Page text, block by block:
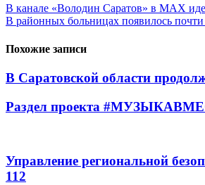
В канале «Володин Саратов» в МАХ
В районных больницах появилось
Похожие записи
В Саратовской области
Раздел проекта
Управление региональной
112